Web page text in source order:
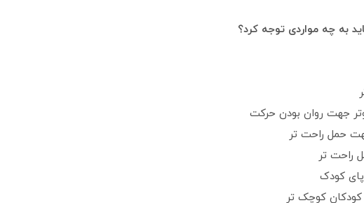
به چه مواردی توجه کرد؟
جهت روان بودن حرکت
حمل راحت تر
راحت تر
کودک
کودکان کوچک تر